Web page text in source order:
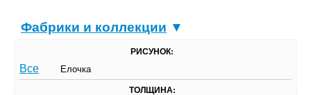
Фабрики и коллекции ▼
РИСУНОК:
Все Елочка
ТОЛЩИНА: